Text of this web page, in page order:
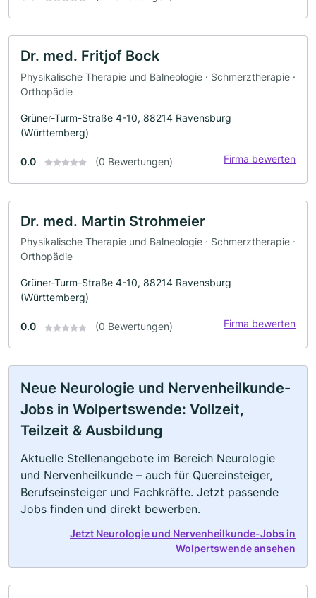
Dr. med. Fritjof Bock
Physikalische Therapie und Balneologie · Schmerztherapie ·
Orthopädie
Grüner-Turm-Straße 4-10, 88214 Ravensburg
(Württemberg)
0.0 (0 Bewertungen) Firma bewerten
Dr. med. Martin Strohmeier
Physikalische Therapie und Balneologie · Schmerztherapie ·
Orthopädie
Grüner-Turm-Straße 4-10, 88214 Ravensburg
(Württemberg)
0.0 (0 Bewertungen) Firma bewerten
Neue Neurologie und Nervenheilkunde-
Jobs in Wolpertswende: Vollzeit,
Teilzeit & Ausbildung
Aktuelle Stellenangebote im Bereich Neurologie
und Nervenheilkunde – auch für Quereinsteiger,
Berufseinsteiger und Fachkräfte. Jetzt passende
Jobs finden und direkt bewerben.
Jetzt Neurologie und Nervenheilkunde-Jobs in
Wolpertswende ansehen